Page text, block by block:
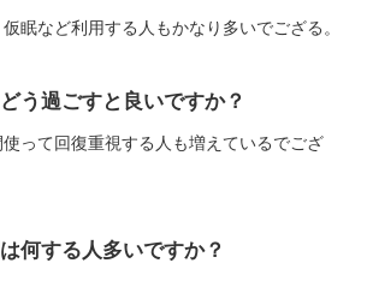
眠など利用する人もかなり多いでござる。
う過ごすと良いですか？
って回復重視する人も増えているでござ
何する人多いですか？